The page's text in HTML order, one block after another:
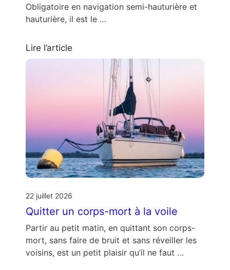
Obligatoire en navigation semi-hauturière et
hauturière, il est le …
Lire l’article
22 juillet 2026
Quitter un corps-mort à la voile
Partir au petit matin, en quittant son corps-
mort, sans faire de bruit et sans réveiller les
voisins, est un petit plaisir qu’il ne faut …